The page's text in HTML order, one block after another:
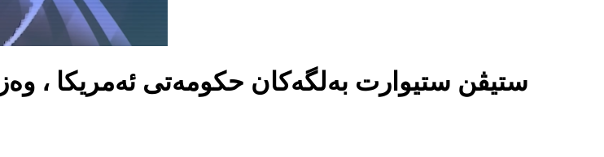
ستیڤن ستیوارت بەلگەکان حکومەتی ئەمریکا ،